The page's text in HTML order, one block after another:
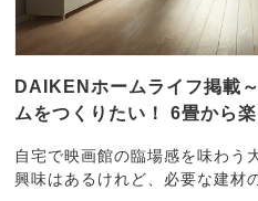
DAIKENホームライフ掲載
ムをつくりたい！ 6畳から
自宅で映画館の臨場感を味わう
興味はあるけれど、必要な建材